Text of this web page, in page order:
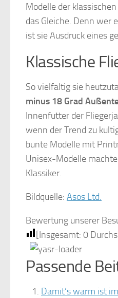
Modelle der
das Gleiche. Denn wer
ist sie Ausdruck eines
Klassische
So vielfältig sie
minus 18 Grad
Innenfutter der
wenn der Trend zu
bunte Modelle mit
Unisex-Modelle
Klassiker.
Bildquelle: Asos Ltd.
Bewertung unserer
[Insgesamt: 0
Passende
Damit’s warm ist